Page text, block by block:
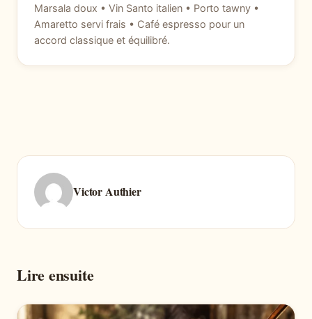
Marsala doux • Vin Santo italien • Porto tawny •
Amaretto servi frais • Café espresso pour un
accord classique et équilibré.
Victor Authier
Lire ensuite